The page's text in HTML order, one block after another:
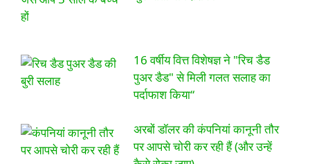
16 वर्षीय वित्त विशेषज्ञ ने "रिच डैड
पुअर डैड" से मिली गलत सलाह का
पर्दाफाश किया“
अरबों डॉलर की कंपनियां कानूनी तौर
पर आपसे चोरी कर रही हैं (और उन्हें